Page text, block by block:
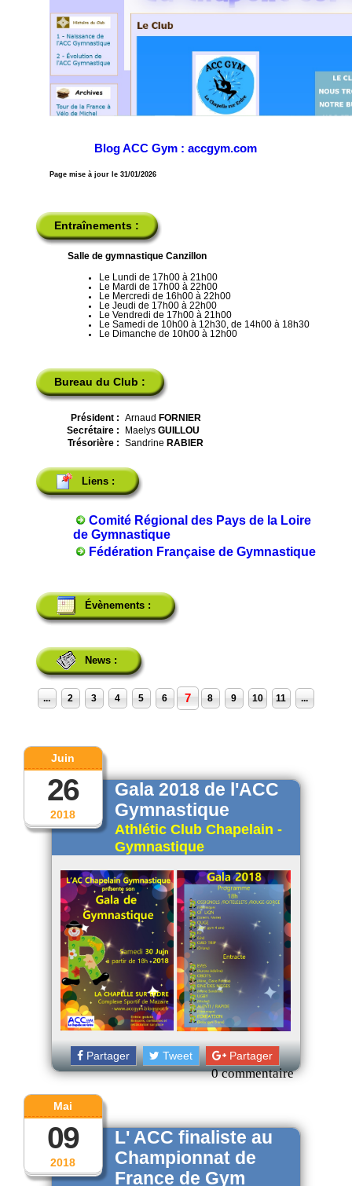
Blog ACC Gym : accgym.com
Page mise à jour le 31/01/2026
Entraînements :
Salle de gymnastique Canzillon
Le Lundi de 17h00 à 21h00
Le Mardi de 17h00 à 22h00
Le Mercredi de 16h00 à 22h00
Le Jeudi de 17h00 à 22h00
Le Vendredi de 17h00 à 21h00
Le Samedi de 10h00 à 12h30, de 14h00 à 18h30
Le Dimanche de 10h00 à 12h00
Bureau du Club :
Président : Arnaud FORNIER
Secrétaire :
Maelys GUILLOU
Trésorière :
Sandrine RABIER
Liens :
Comité Régional des Pays de la Loire
de Gymnastique
Fédération Française de Gymnastique
Évènements :
News :
... 2 3 4 5 6 7 8 9 10 11 ...
2018
Juin
26
Gala 2018 de l'ACC
Gymnastique
Athlétic Club Chapelain -
Gymnastique
Partager Tweet Partager
0 commentaire
2018
Mai
09
L' ACC finaliste au
Championnat de
France de Gym